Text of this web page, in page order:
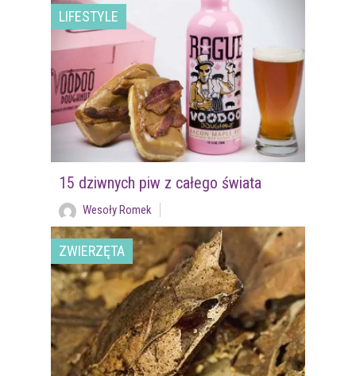
LIFESTYLE
15 dziwnych piw z całego świata
Wesoły Romek
ZWIERZĘTA